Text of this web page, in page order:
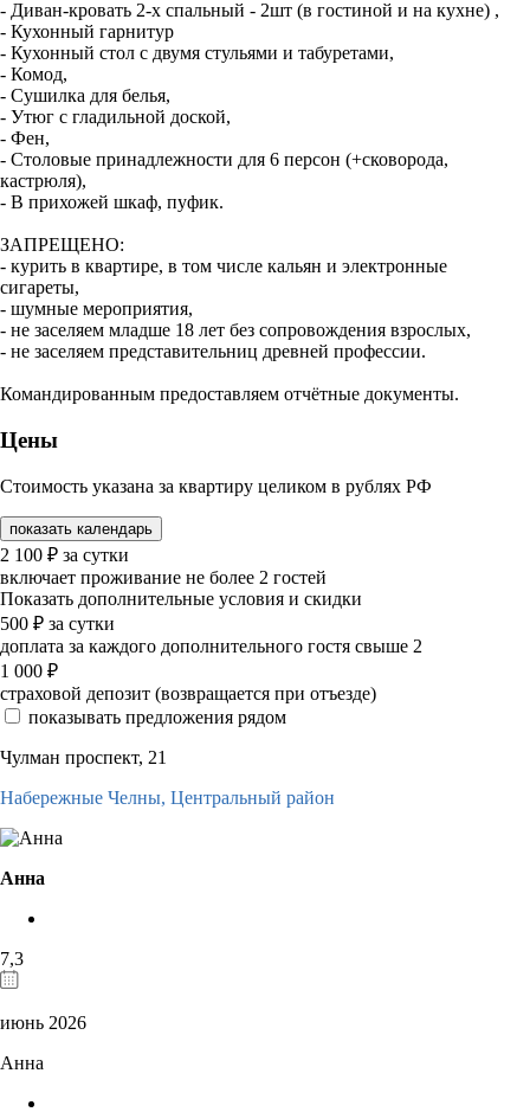
- Диван-кровать 2-х спальный - 2шт (в гостиной и на кухне) ,
- Кухонный гарнитур
- Кухонный стол с двумя стульями и табуретами,
- Комод,
- Сушилка для белья,
- Утюг с гладильной доской,
- Фен,
- Столовые принадлежности для 6 персон (+сковорода,
кастрюля),
- В прихожей шкаф, пуфик.
ЗАПРЕЩЕНО:
- курить в квартире, в том числе кальян и электронные
сигареты,
- шумные мероприятия,
- не заселяем младше 18 лет без сопровождения взрослых,
- не заселяем представительниц древней профессии.
Командированным предоставляем отчётные документы.
Цены
Стоимость указана за квартиру целиком в рублях РФ
показать календарь
2 100 ₽ за сутки
включает проживание не более 2 гостей
Показать дополнительные условия и скидки
500 ₽ за сутки
доплата за каждого дополнительного гостя свыше 2
1 000 ₽
страховой депозит (возвращается при отъезде)
показывать предложения рядом
Чулман проспект, 21
Набережные Челны, Центральный район
Анна
7,3
июнь 2026
Анна